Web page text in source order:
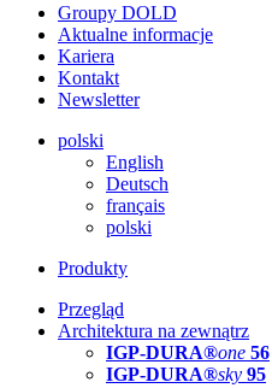
Groupy DOLD
Aktualne informacje
Kariera
Kontakt
Newsletter
polski
English
Deutsch
français
polski
Produkty
Przegląd
Architektura na zewnątrz
IGP-DURA®one 56
IGP-DURA®sky 95